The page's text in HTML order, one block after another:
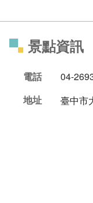
景點資訊
電話
04-
地址
臺中市